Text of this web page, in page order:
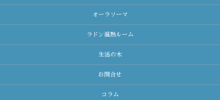
オーラソーマ
ラドン温熱ルーム
生活の木
お問合せ
コラム